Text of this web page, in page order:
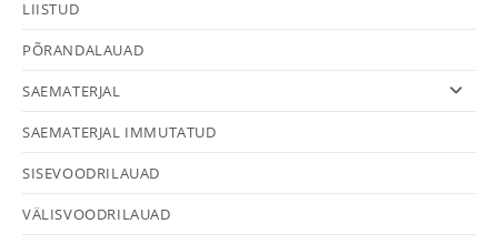
LIISTUD
PÕRANDALAUAD
SAEMATERJAL
SAEMATERJAL IMMUTATUD
SISEVOODRILAUAD
VÄLISVOODRILAUAD